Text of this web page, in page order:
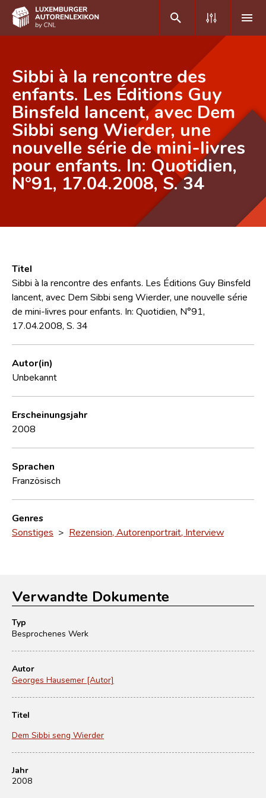
DE FR
Home
Autor(inn)en A-Z
Erweiterte Suche
Häufige Fragen und Antworten
Forschungsgruppe
Sibbi à la rencontre des
enfants. Les Éditions Guy
Binsfeld lancent, avec Dem
Sibbi seng Wierder, une
nouvelle série de mini-livres
pour enfants. In: Quotidien,
N°91, 17.04.2008, S. 34
Titel
Sibbi à la rencontre des enfants. Les Éditions Guy Binsfeld
lancent, avec Dem Sibbi seng Wierder, une nouvelle série
de mini-livres pour enfants. In: Quotidien, N°91,
17.04.2008, S. 34
Autor(in)
Unbekannt
Erscheinungsjahr
2008
Sprachen
Französisch
Genres
Sonstiges > Rezension, Autorenportrait, Interview
Verwandte Dokumente
Typ
Besprochenes Werk
Autor
Georges Hausemer [Autor]
Titel
Dem Sibbi seng Wierder
Jahr
2008